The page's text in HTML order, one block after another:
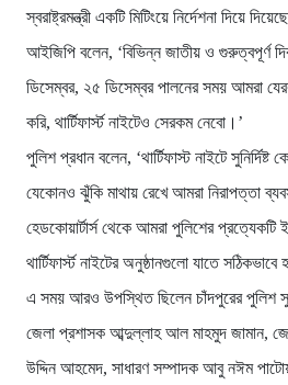
স্বরাষ্ট্রমন্ত্রী একটি মিটিংয়ে নির্দেশনা দিয়ে
আইজিপি বলেন, ‘বিভিন্ন জাতীয় ও গুরুত্বপূর্ণ
ডিসেম্বর, ২৫ ডিসেম্বর পালনের সময় আমরা
করি, থার্টিফার্স্ট নাইটেও সেরকম নেবো।’
পুলিশ প্রধান বলেন, ‘থার্টিফাস্ট নাইটে
যেকোনও ঝুঁকি মাথায় রেখে আমরা নিরাপত্তা
হেডকোয়ার্টার্স থেকে আমরা পুলিশের প্রত্যেকটি
থার্টিফার্স্ট নাইটের অনুষ্ঠানগুলো যাতে সঠিকভাবে
এ সময় আরও উপস্থিত ছিলেন চাঁদপুরের পুলিশ
জেলা প্রশাসক আব্দুল্লাহ আল মাহমুদ জামান,
উদ্দিন আহমেদ, সাধারণ সম্পাদক আবু নঈম